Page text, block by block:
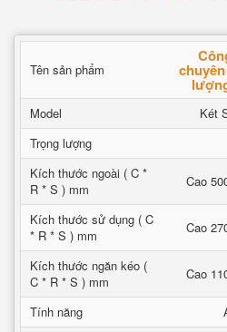
Tên sản phẩm
Model
Két
Trọng lượng
Kích thước ngoài ( C *
R * S ) mm
Cao
Kích thước sử dụng ( C
* R * S ) mm
Cao
Kích thước ngăn kéo (
C * R * S ) mm
Cao
Tính năng